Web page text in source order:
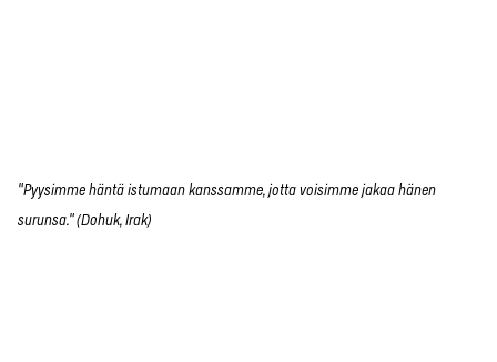
"Pyysimme häntä istumaan kanssamme, jotta voisimme jakaa hänen
surunsa." (Dohuk, Irak)